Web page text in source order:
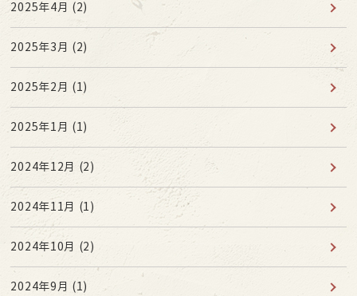
2025年4月 (2)
2025年3月 (2)
2025年2月 (1)
2025年1月 (1)
2024年12月 (2)
2024年11月 (1)
2024年10月 (2)
2024年9月 (1)